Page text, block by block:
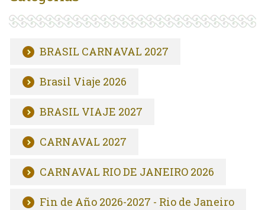
BRASIL CARNAVAL 2027
Brasil Viaje 2026
BRASIL VIAJE 2027
CARNAVAL 2027
CARNAVAL RIO DE JANEIRO 2026
Fin de Año 2026-2027 - Rio de Janeiro